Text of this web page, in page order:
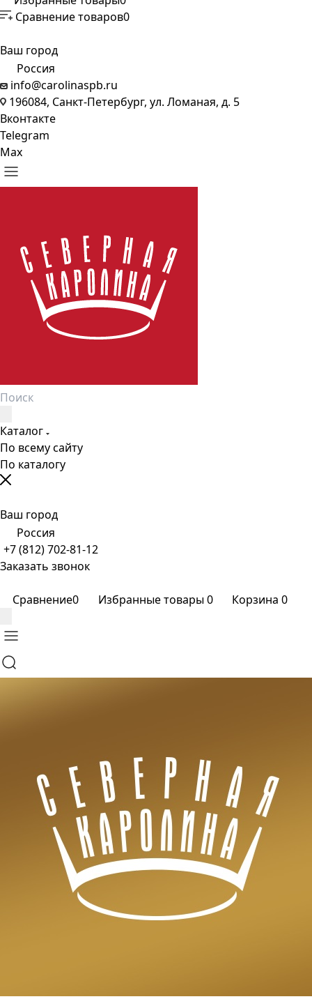
Сравнение товаров0
Ваш город
Россия
info@carolinaspb.ru
196084, Санкт-Петербург, ул. Ломаная, д. 5
Вконтакте
Telegram
Max
Каталог
По всему сайту
По каталогу
Ваш город
Россия
+7 (812) 702-81-12
Заказать звонок
Сравнение0 Избранные товары0 Корзина 0